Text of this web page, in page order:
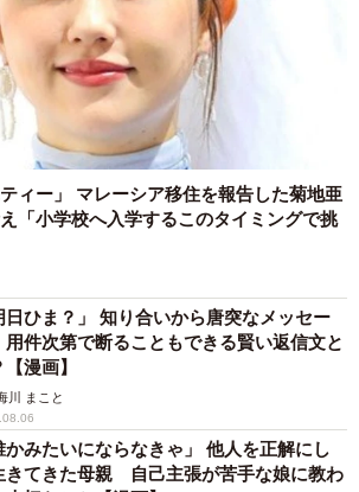
ティー」 マレーシア移住を報告した菊地亜
「小学校へ入学するこのタイミングで挑
日ひま？」 知り合いから唐突なメッセー
件次第で断ることもできる賢い返信文と
漫画】
川 まこと
かみたいにならなきゃ」 他人を正解にし
きてきた母親 自己主張が苦手な娘に教わ